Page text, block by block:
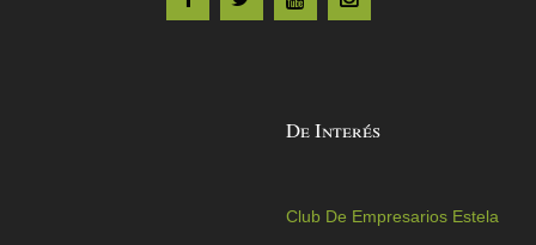
De Interés
Club De Empresarios Estela